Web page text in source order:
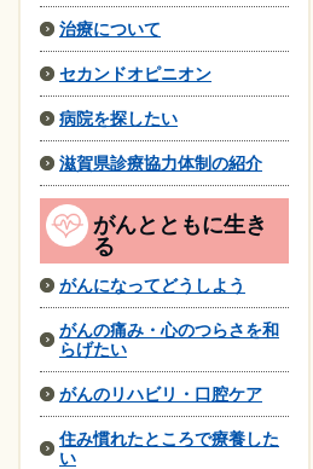
治療について
セカンドオピニオン
病院を探したい
滋賀県診療協力体制の紹介
がんとともに生き
る
がんになってどうしよう
がんの痛み・心のつらさを和
らげたい
がんのリハビリ・口腔ケア
住み慣れたところで療養した
い